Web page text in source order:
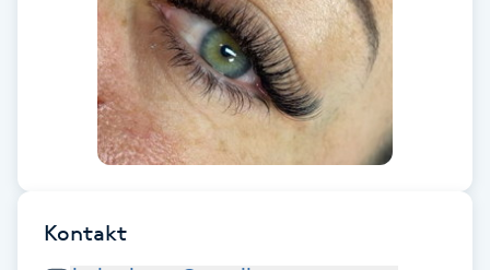
Fransförlängning
Fransförlängning Megavolym
Fransförlängning Volym
Fransk manikyr
Kontakt